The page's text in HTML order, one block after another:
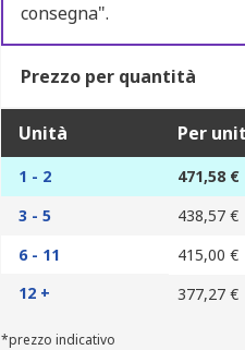
consegna".
Prezzo per quantità
Unità Per
1 - 2
471,58 €
3 - 5
438,57 €
6 - 11
415,00 €
12 +
377,27 €
*prezzo indicativo